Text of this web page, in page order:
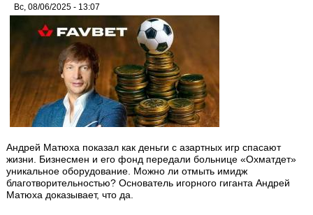
Вс, 08/06/2025 - 13:07
Андрей Матюха показал как деньги с азартных игр спасают
жизни. Бизнесмен и его фонд передали больнице «Охматдет»
уникальное оборудование. Можно ли отмыть имидж
благотворительностью? Основатель игорного гиганта Андрей
Матюха доказывает, что да.